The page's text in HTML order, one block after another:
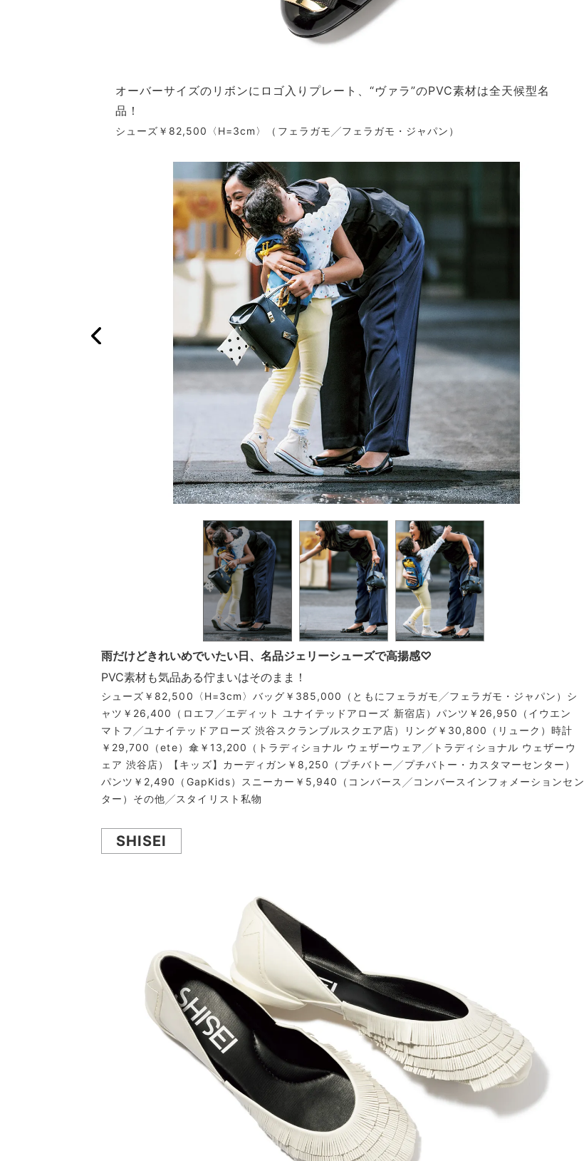
オーバーサイズのリボンにロゴ入りプレート、“ヴァラ”のPVC素材は全天候型名
品！
シューズ￥82,500〈H=3cm〉（フェラガモ╱フェラガモ・ジャパン）
雨だけどきれいめでいたい日、名品ジェリーシューズで高揚感♡
PVC素材も気品ある佇まいはそのまま！
シューズ￥82,500〈H=3cm〉バッグ￥385,000（ともにフェラガモ╱フェラガモ・ジャパン）シ
ャツ￥26,400（ロエフ╱エディット ユナイテッドアローズ 新宿店）パンツ￥26,950（イウエン
マトフ╱ユナイテッドアローズ 渋谷スクランブルスクエア店）リング￥30,800（リューク）時計
￥29,700（ete）傘￥13,200（トラディショナル ウェザーウェア╱トラディショナル ウェザーウ
ェア 渋谷店）【キッズ】カーディガン￥8,250（プチバトー╱プチバトー・カスタマーセンター）
パンツ￥2,490（GapKids）スニーカー￥5,940（コンバース╱コンバースインフォメーションセン
ター）その他╱スタイリスト私物
SHISEI